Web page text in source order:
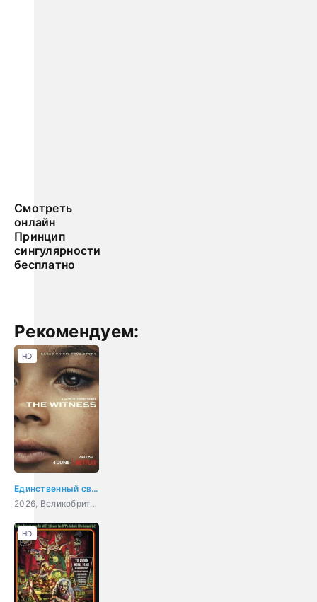
Смотреть
онлайн
Принцип
сингулярности
бесплатно
Рекомендуем:
Единственный свидетель
2026, Великобритания, США, драма, криминал
HD
HD